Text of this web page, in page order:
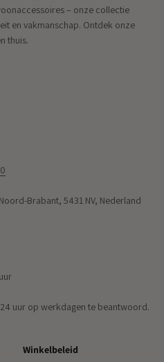
– onze collectie
en vakmanschap. Ontdek onze
thuis.
Brabant, 5431 NV, Nederland
uur op werkdagen te beantwoord.
Winkelbeleid